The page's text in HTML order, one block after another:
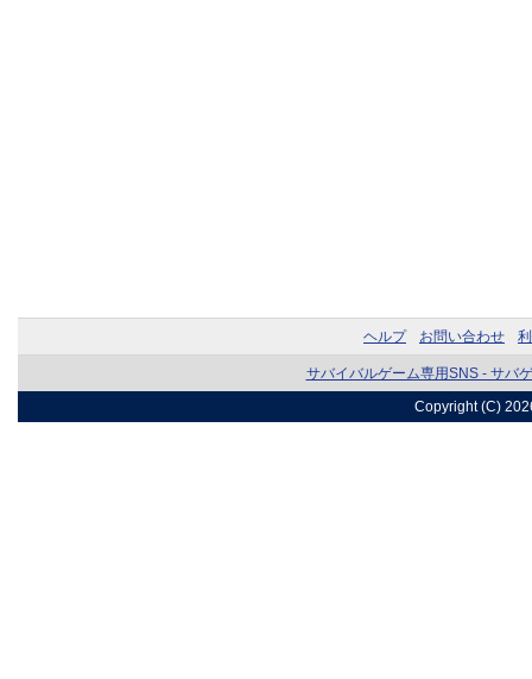
ヘルプ お問い合わせ
サバイバルゲーム専用SNS - サバ
Copyright (C)